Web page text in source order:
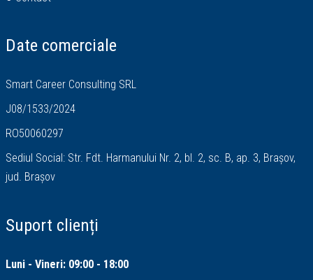
Date comerciale
Smart Career Consulting SRL
J08/1533/2024
RO50060297
Sediul Social: Str. Fdt. Harmanului Nr. 2, bl. 2, sc. B, ap. 3, Brașov,
jud. Brașov
Suport clienți
Luni - Vineri: 09:00 - 18:00